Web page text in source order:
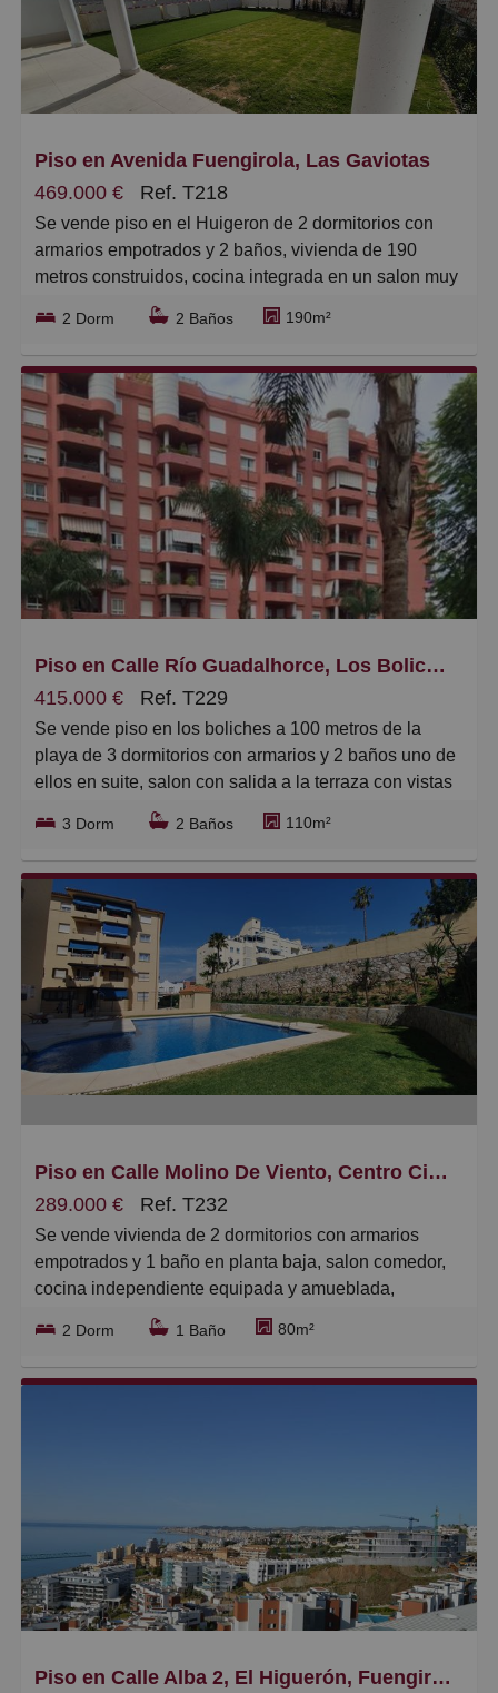
construcción presenta acabados funcionales y
actuales, pensados para una vida sin complicaciones.
En cuanto a la eficiencia y el mantenimiento, se trata
de una opción lista para entrar a vivir, sin necesidad
servicios, comercios y conexiones de transporte,
facilita el día a día y el acceso a la playa.
Piso en Avenida Fuengirola, Las Gaviotas
469.000 €
Ref. T218
Se vende piso en el Huigeron de 2 dormitorios con
armarios empotrados y 2 baños, vivienda de 190
metros construidos, cocina integrada en un salon muy
amplio, equipada con electrodomesticos de alta
calidad. sistema de aerotermia para aire
acondicionado frio-calor en todas las estancias,
terraza de 19 metros y jardin privado de 98 m para
disfrutarlo, cuenta con piscina comunitaria, 2 plazas
de garajes y trastero, poca distancia del tren de
carvajal y la playa, recinto cerrado con seguridad.
2 Dorm 2 Baños 190m²
Piso en Calle Río Guadalhorce, Los Boliches
415.000 €
Ref. T229
Se vende piso en los boliches a 100 metros de la
playa de 3 dormitorios con armarios y 2 baños uno de
ellos en suite, salon con salida a la terraza con vistas
despejadas, aire acondicionado, patio amplio, plaza
de garaje, la comunidad cuenta con jardines y piscina
comunitaria y ademas pista de paddel, mas no se
puede pedir, tenemos llaves.
3 Dorm 2 Baños 110m²
Piso en Calle Molino De Viento, Centro Ciudad
289.000 €
Ref. T232
Se vende vivienda de 2 dormitorios con armarios
empotrados y 1 baño en planta baja, salon comedor,
cocina independiente equipada y amueblada,
lavadero, terraza, cuenta con garage y trastero, muy
buenas zonas comunes con jardin y piscina
comunitaria, a 10 minutos del centro y con todas
2 Dorm 1 Baño 80m²
Piso en Calle Alba 2, El Higuerón, Fuengirola